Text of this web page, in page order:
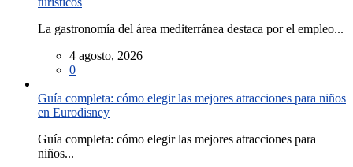
La gastronomía del área mediterránea destaca por el empleo...
4 agosto, 2026
0
Guía completa: cómo elegir las mejores atracciones para niños
en Eurodisney
Guía completa: cómo elegir las mejores atracciones para
niños...